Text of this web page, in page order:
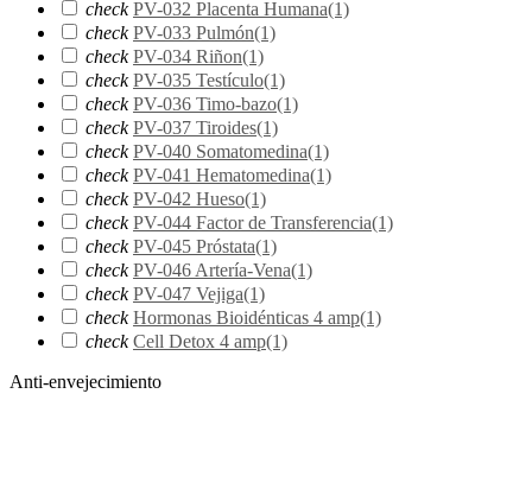
check PV-032 Placenta Humana(1)
check PV-033 Pulmón(1)
check PV-034 Riñon(1)
check PV-035 Testículo(1)
check PV-036 Timo-bazo(1)
check PV-037 Tiroides(1)
check PV-040 Somatomedina(1)
check PV-041 Hematomedina(1)
check PV-042 Hueso(1)
check PV-044 Factor de Transferencia(1)
check PV-045 Próstata(1)
check PV-046 Artería-Vena(1)
check PV-047 Vejiga(1)
check Hormonas Bioidénticas 4 amp(1)
check Cell Detox 4 amp(1)
Anti-envejecimiento